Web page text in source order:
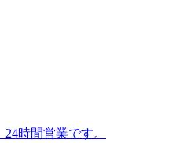
時間営業です。